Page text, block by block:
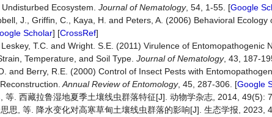
Ecosystem. Journal of Nematology, 54, 1-55. [Google
J., Griffin, C., Kaya, H. and Peters, A. (2006) Behavioral Ecology
Scholar] [CrossRef]
T.C. and Wright. S.E. (2011) Virulence of Entomopathogenic
Temperature, and Soil Type. Journal of Nematology, 43, 187-
and Berry, R.E. (2000) Control of Insect Pests with
Annual Review of Entomology, 45, 287-306. [Google
等. 西藏拉鲁湿地夏季土壤线虫群落特征[J]. 动物学杂志, 2014, 49(5):
思, 等. 降水变化对高寒草甸土壤线虫群落的影响[J]. 生态学报, 2023,